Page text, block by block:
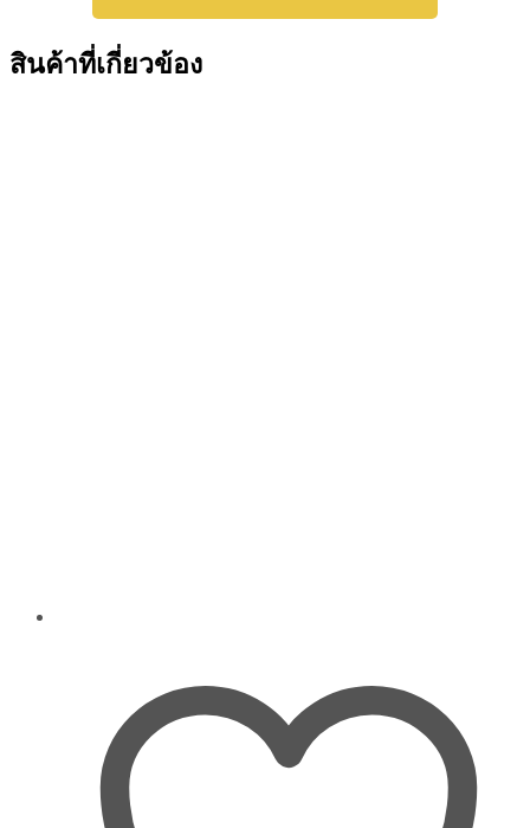
สินค้าที่เกี่ยวข้อง